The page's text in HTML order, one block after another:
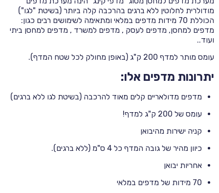
מודולרית לחלוטין ללא ברגים בהרכבה קלה ביותר (בשיטת "לגו")
הכוללת 70 מידות מדפים במלאי ומתאימה לשימושים רבים כגון:
מדפים למחסן, מדפים לעסק , מדפים למשרד , מדפים למחסן ביתי
ועוד..
עומס מותר למדף 200 ק"ג (באופן מחולק לכל שטח המדף).
יתרונות מדפים אלו:
מדפים מדולאריים קלים מאוד להרכבה (בשיטת לגו ללא ברגים)
עומס של 200 ק"ג למדף!
קניה ישירות מהיבואן
כיוון מהיר של גובה המדף כל 4 ס"מ (ללא ברגים).
אחריות יבואן
70 מידות של מדפים במלאי